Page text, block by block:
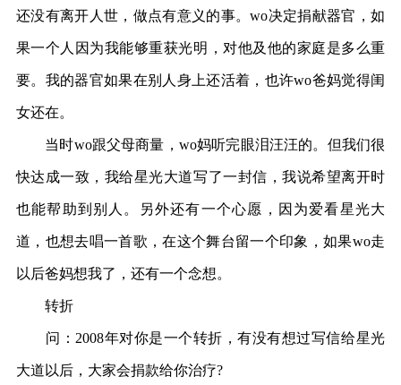
还没有离开人世，做点有意义的事。wo决定捐献器官，如
果一个人因为我能够重获光明，对他及他的家庭是多么重
要。我的器官如果在别人身上还活着，也许wo爸妈觉得闺
女还在。
当时wo跟父母商量，wo妈听完眼泪汪汪的。但我们很
快达成一致，我给星光大道写了一封信，我说希望离开时
也能帮助到别人。另外还有一个心愿，因为爱看星光大
道，也想去唱一首歌，在这个舞台留一个印象，如果wo走
以后爸妈想我了，还有一个念想。
转折
问：2008年对你是一个转折，有没有想过写信给星光
大道以后，大家会捐款给你治疗?